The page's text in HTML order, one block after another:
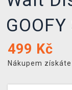
499 Kč
Nákupem získáte